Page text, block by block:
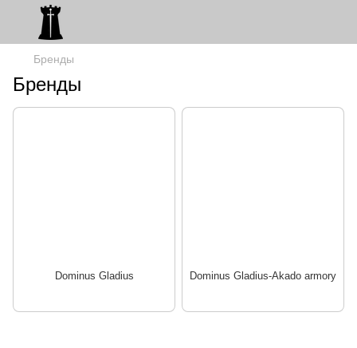
Бренды
Бренды
Dominus Gladius Dominus Gladius-Akado armory